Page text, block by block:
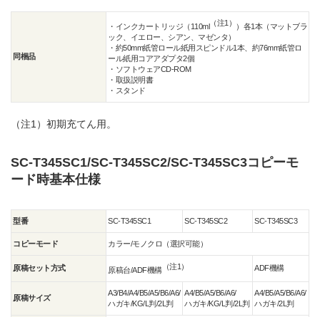
同梱品
・インクカートリッジ（110ml（注1）
）各1本（マットブラ
ック、イエロー、シアン、マゼンタ）
・約50mm紙管ロール紙用スピンドル1本、約76mm紙管ロ
ール紙用コアアダプタ2個
・ソフトウェアCD-ROM
・取扱説明書
・スタンド
（注1） 初期充てん用。
SC-T345SC1/SC-T345SC2/SC-T345SC3コピーモ
ード時基本仕様
型番 SC-T345SC1 SC-T345SC2 SC-T345SC3
コピーモード カラー/モノクロ（選択可能）
原稿セット方式 原稿台/ADF機構 （注1） ADF機構
原稿サイズ
A3/B4/A4/B5/A5/B6/A6/
ハガキ/KG/L判/2L判
A4/B5/A5/B6/A6/
ハガキ/KG/L判/2L判
A4/B5/A5/B6/A6/
ハガキ/2L判